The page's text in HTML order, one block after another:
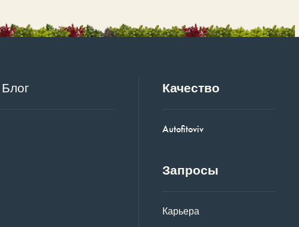
Блог Качество
Autofitoviv
Запросы
Карьера